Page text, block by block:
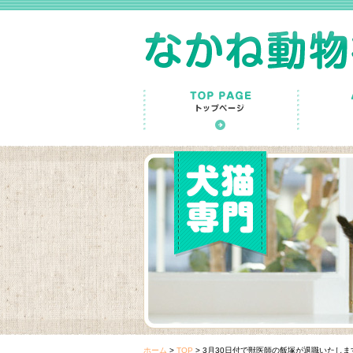
ホーム > TOP > 3月30日付で獣医師の飯塚が退職いたしま